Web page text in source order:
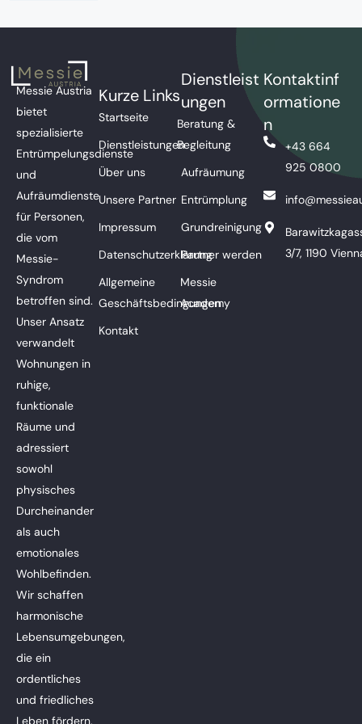
Messie Austria
bietet
spezialisierte
Entrümpelungsdienste
und
Aufräumdienste
für Personen,
die vom
Messie-
Syndrom
betroffen sind.
Unser Ansatz
verwandelt
Wohnungen in
ruhige,
funktionale
Räume und
adressiert
sowohl
physisches
Durcheinander
als auch
emotionales
Wohlbefinden.
Wir schaffen
harmonische
Lebensumgebungen,
die ein
ordentliches
und friedliches
Leben fördern.
Kurze Links
Startseite
Dienstleistungen
Über uns
Unsere Partner
Impressum
Datenschutzerklärung
Allgemeine
Geschäftsbedingungen
Kontakt
Dienstleist
ungen
Beratung &
Begleitung
Aufräumung
Entrümplung
Grundreinigung
Partner werden
Messie
Academy
Kontaktinf
ormatione
n
+43 664
925 0800
3/7, 1190